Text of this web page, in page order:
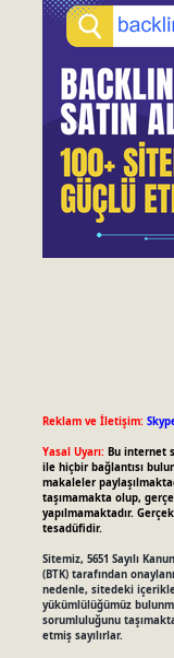
Reklam ve İletişim:
Yasal Uyarı: Bu internet
ile hiçbir bağlantısı
makaleler
taşımamakta olup,
yapılmamaktadır.
tesadüfidir.
Sitemiz, 5651 Sayılı
(BTK) tarafından
nedenle, sitedeki
yükümlülüğümüz
sorumluluğunu
etmiş sayılırlar.